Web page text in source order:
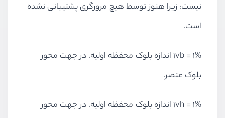
نیست؛ زیرا هنوز توسط هیچ مرورگری پشتیبانی نشده
است.
1vb = 1% اندازه بلوک محفظه اولیه، در جهت محور
بلوک عنصر.
1vh = 1% اندازه بلوک محفظه اولیه، در جهت محور